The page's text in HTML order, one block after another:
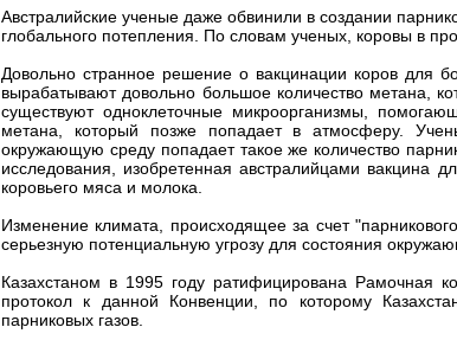
Австралийские ученые даже обвинили в создании
глобального потепления. По словам ученых, коровы в
Довольно странное решение о вакцинации коров для
вырабатывают довольно большое количество метана,
существуют одноклеточные микроорганизмы,
метана, который позже попадает в атмосферу.
окружающую среду попадает такое же количество
исследования, изобретенная австралийцами вакцина
коровьего мяса и молока.
Изменение климата, происходящее за счет
серьезную потенциальную угрозу для состояния
Казахстаном в 1995 году ратифицирована Рамочная
протокол к данной Конвенции, по которому
парниковых газов.